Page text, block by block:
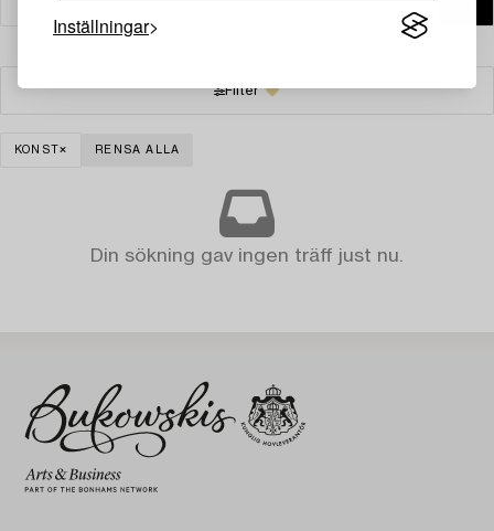
Inställningar
Filter
KONST RENSA ALLA
Din sökning gav ingen träff just nu.